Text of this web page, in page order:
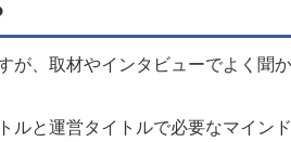
が、取材やインタビューでよく聞
ルと運営タイトルで必要なマイン